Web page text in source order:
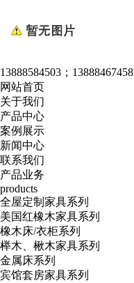
13888584503；13888467458
网站首页
关于我们
产品中心
案例展示
新闻中心
联系我们
产品业务
products
全屋定制家具系列
美国红橡木家具系列
橡木床/衣柜系列
榉木、楸木家具系列
金属床系列
宾馆套房家具系列